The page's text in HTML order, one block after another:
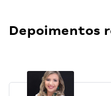
Depoimentos